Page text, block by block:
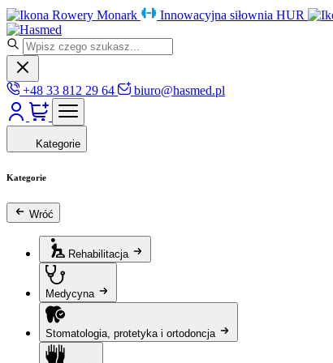
Rowery Monark Innowacyjna siłownia HUR
+48 33 812 29 64 biuro@hasmed.pl
Kategorie
Kategorie
Wróć
Rehabilitacja
Medycyna
Stomatologia, protetyka i ortodoncja